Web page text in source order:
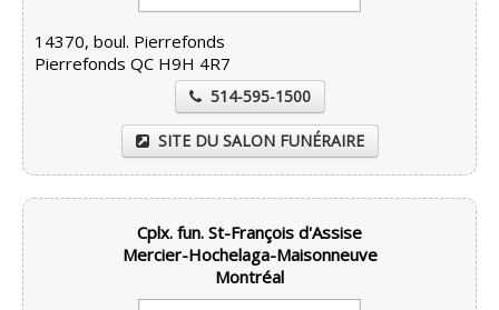
14370, boul. Pierrefonds
Pierrefonds QC H9H 4R7
514-595-1500
SITE DU SALON FUNÉRAIRE
Cplx. fun. St-François d'Assise
Mercier-Hochelaga-Maisonneuve
Montréal